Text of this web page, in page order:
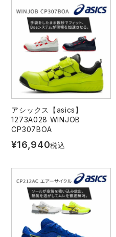
アシックス【asics】
1273A028 WINJOB
CP307BOA
¥16,940税込